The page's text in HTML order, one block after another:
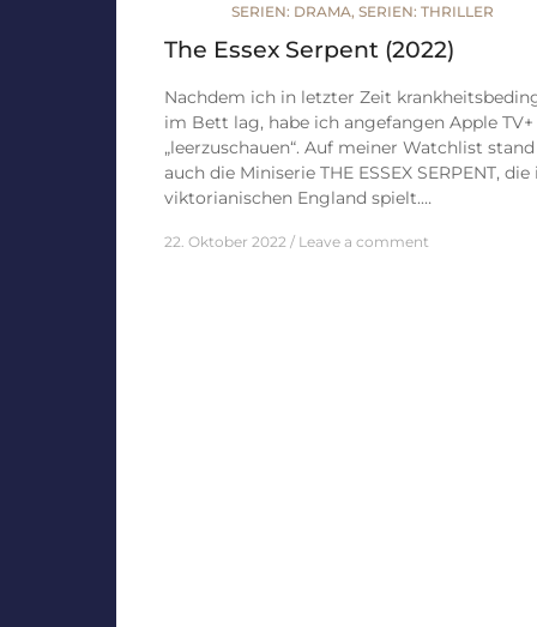
SERIEN: DRAMA, SERIEN: THRILLER
The Essex Serpent (2022)
Nachdem ich in letzter Zeit
im Bett lag, habe ich angefangen Apple TV+
„leerzuschauen“. Auf meiner Watchlist stand
auch die Miniserie THE ESSEX SERPENT, die
viktorianischen England spielt.…
22. Oktober 2022 Leave a comment